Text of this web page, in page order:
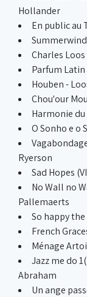
Hollander
En public au
Charles Loos
Parfum Latin
Houben -
Chou'our
Harmonie du
O Sonho e o
Ryerson
Sad Hopes
No Wall no
Pallemaerts
So happy
French
Ménage
Jazz me do
Abraham
Un ange